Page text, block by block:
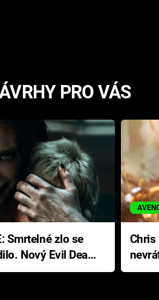
PRO VÁS
Nový Evil Dead
Chris